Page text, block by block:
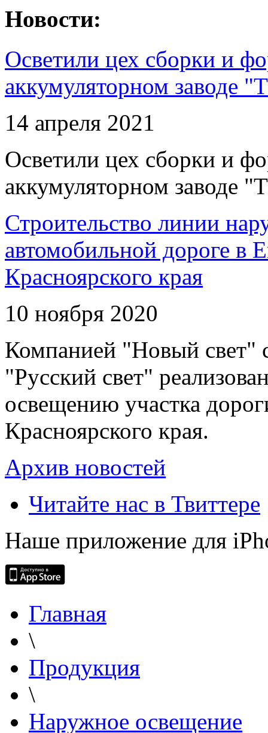
Новости:
Осветили цех сборки и
аккумуляторном заводе
14 апреля 2021
Осветили цех сборки и
аккумуляторном заводе
Строительство линии
автомобильной дороге в
Красноярского края
10 ноября 2020
Компанией "Новый свет"
"Русский свет"
освещению участка
Красноярского края.
Архив новостей
Читайте нас в Твиттере
Наше приложение для
Главная
\
Продукция
\
Наружное освещение